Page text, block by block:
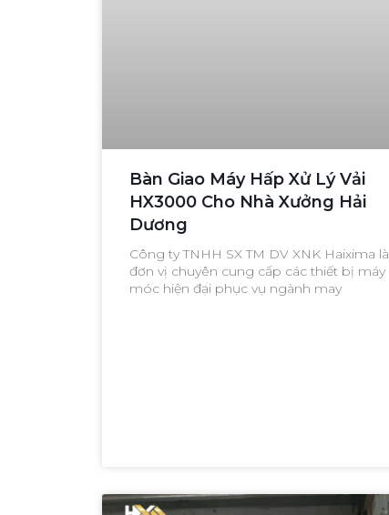
Bàn Giao Máy Hấp Xử Lý Vải
HX3000 Cho Nhà Xưởng Hải
Dương
Công ty TNHH SX TM DV XNK Haixima là
đơn vị chuyên cung cấp các thiết bị máy
móc hiện đại phục vụ ngành may